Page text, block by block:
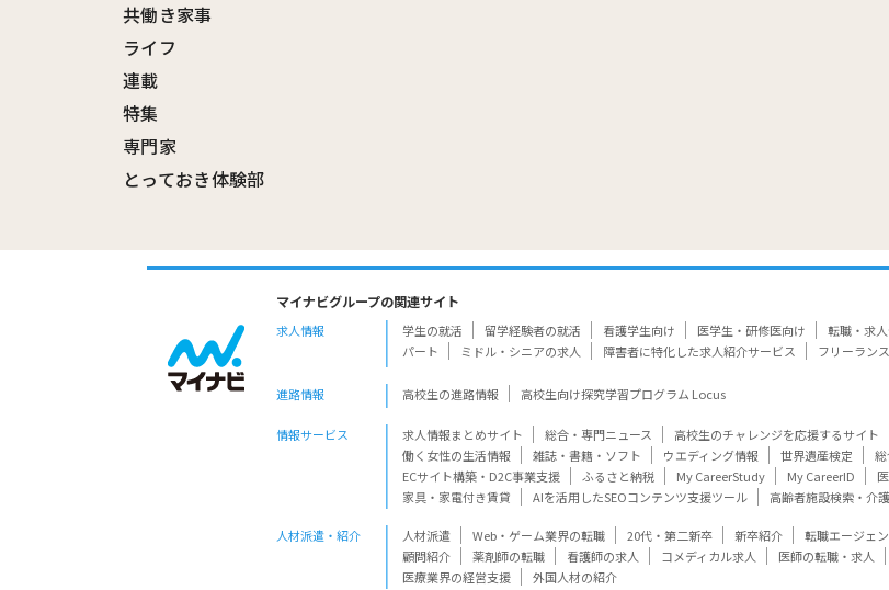
共働き家事
ライフ
連載
特集
専門家
とっておき体験部
マイナビグループの関連サイト
求人情報 学生の就活 留学経験者の就活 看護学生向け 医学生・研修医向け 転職・求
パート
ミドル・シニアの求人 障害者に特化した求人紹介サービス フリーラン
進路情報 高校生の進路情報 高校生向け探究学習プログラム Locus
情報サービス 求人情報まとめサイト 総合・専門ニュース 高校生のチャレンジを応援するサイト
働く女性の生活情報
雑誌・書籍・ソフト ウエディング情報 世界遺産検定
ECサイト構築・D2C事業支援
ふるさと納税 My CareerStudy My CareerID
家具・家電付き賃貸
AIを活用したSEOコンテンツ支援ツール 高齢者施設検索・介
人材派遣・紹介 人材派遣 Web・ゲーム業界の転職 20代・第二新卒 新卒紹介 転職エージェ
顧問紹介
薬剤師の転職 看護師の求人 コメディカル求人 医師の転職・求人
医療業界の経営支援
外国人材の紹介